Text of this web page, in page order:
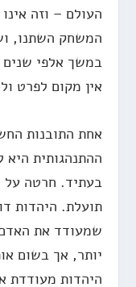
העולם – וזה
המשחק השתנו,
במשך אלפי
אין מקום לפרט
אחת התובנות
ההתנהגותית
בעתיד. חרטה
תועלת. היהדות
שמעודד את
יותר, אך בשום
היהדות מעודדת